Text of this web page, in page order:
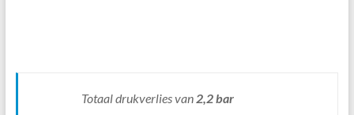
Totaal drukverlies van2,2 bar